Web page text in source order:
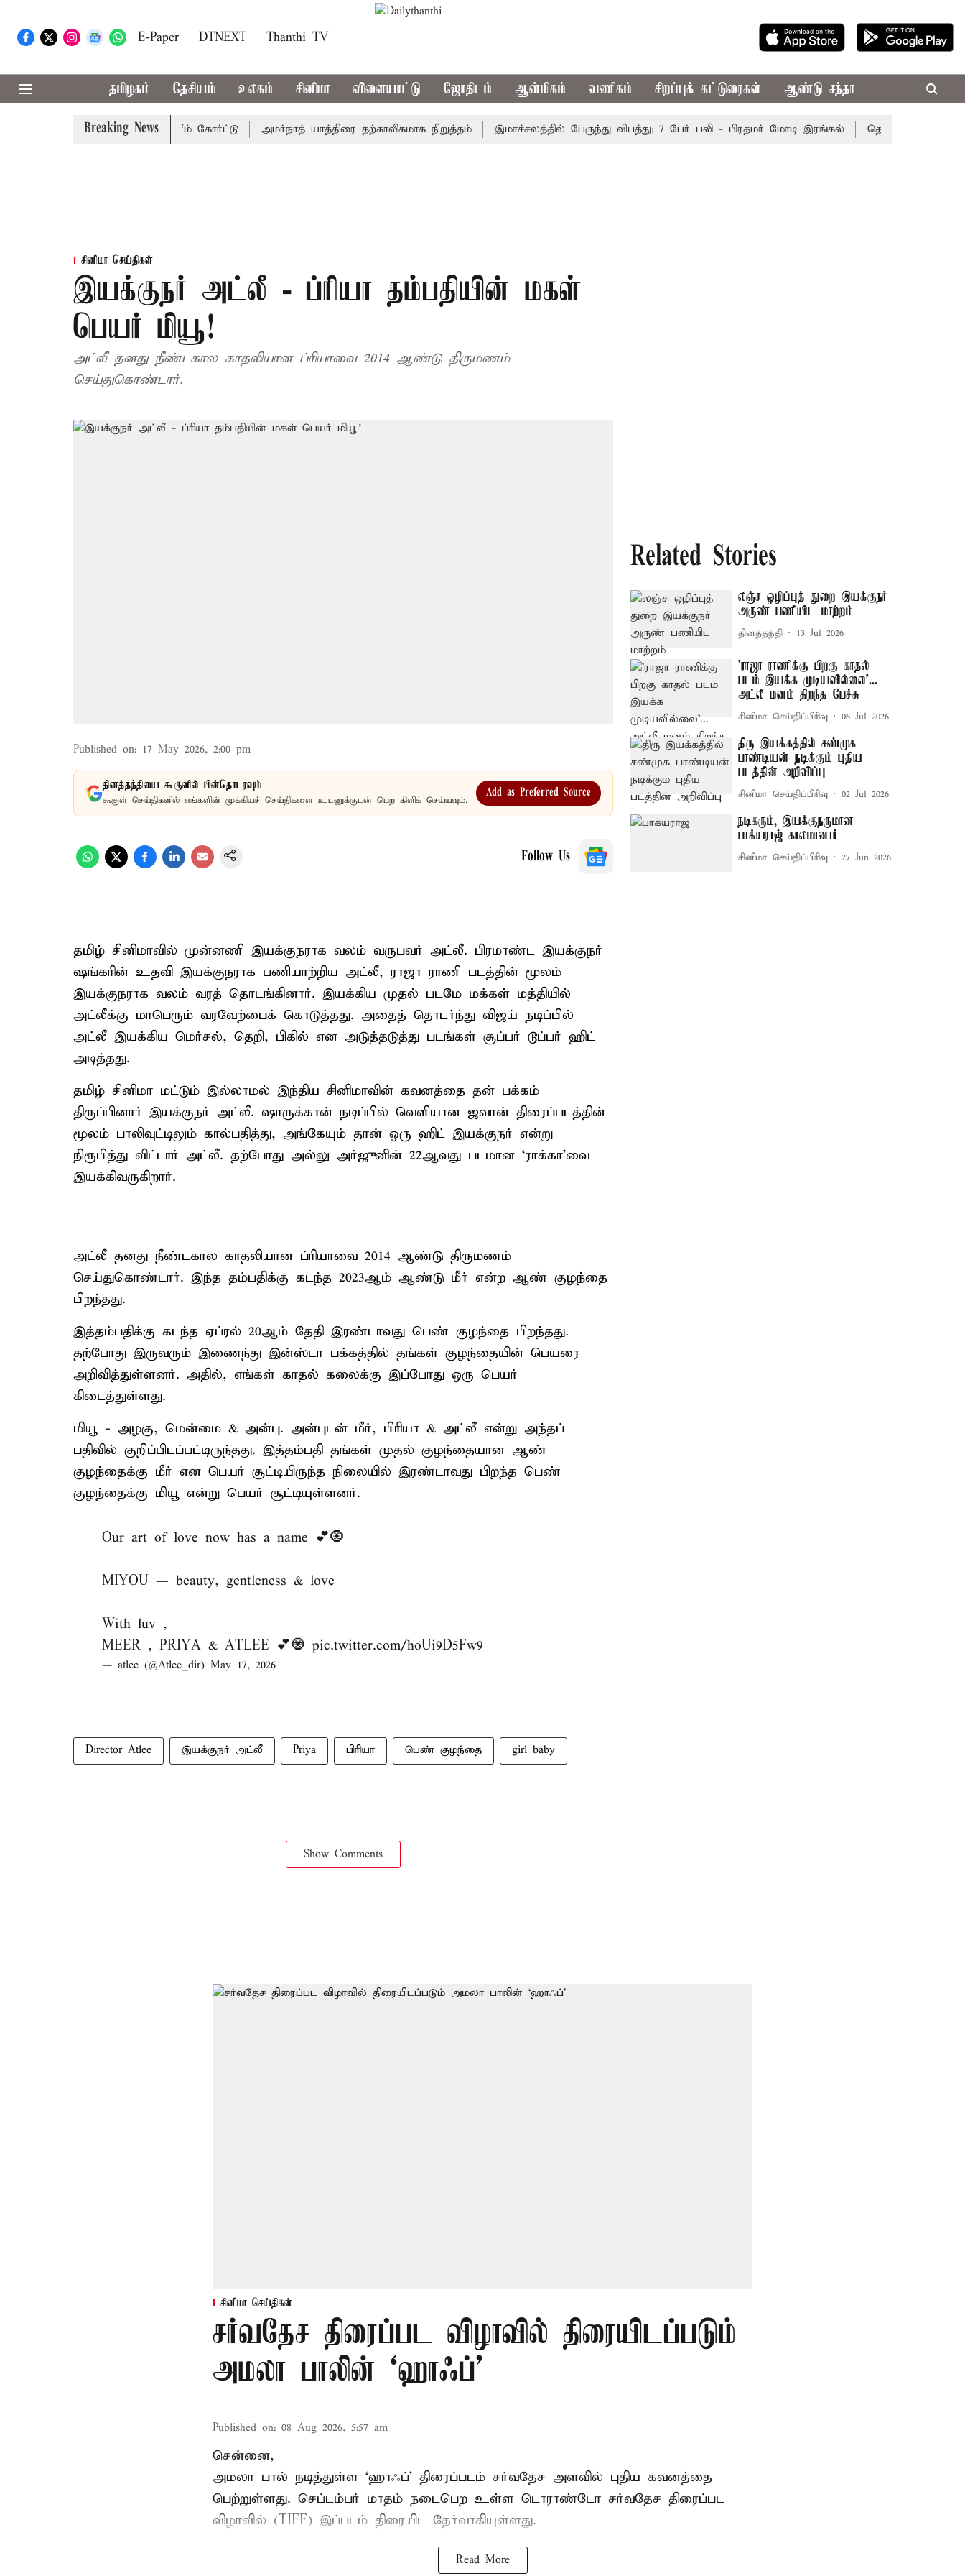
E-Paper DTNEXT Thanthi TV
தமிழகம் தேசியம் உலகம் சினிமா விளையாட்டு ஜோதிடம் ஆன்மிகம் வணிகம் சிறப்புக் கட்டுரைகள் ஆண்டு சந்தா
Breaking News
14-ம் தேதி விசாரணை - சுப்ரீம் கோர்ட்டு அமர்நாத் யாத்திரை தற்காலிகமாக நிறுத்தம் இமாச்சலத்தில் பேருந்து விபத்து; 7 பேர் பலி - பிரதமர் மோடி இரங்கல் தொகுதி மறுவரையறை
சினிமா செய்திகள்
இயக்குநர் அட்லீ - ப்ரியா தம்பதியின் மகள்
பெயர் மியூ!
அட்லீ தனது நீண்டகால காதலியான ப்ரியாவை 2014 ஆண்டு திருமணம்
செய்துகொண்டார்.
Published on: 17 May 2026, 2:00 pm
தினத்தந்தியை கூகுளில் பின்தொடரவும்
கூகுள் செய்திகளில் எங்களின் முக்கியச் செய்திகளை உடனுக்குடன் பெற கிளிக் செய்யவும்.
Add as Preferred Source
Follow Us
தமிழ் சினிமாவில் முன்னணி இயக்குநராக வலம் வருபவர் அட்லீ. பிரமாண்ட இயக்குநர்
ஷங்கரின் உதவி இயக்குநராக பணியாற்றிய அட்லீ, ராஜா ராணி படத்தின் மூலம்
இயக்குநராக வலம் வரத் தொடங்கினார். இயக்கிய முதல் படமே மக்கள் மத்தியில்
அட்லீக்கு மாபெரும் வரவேற்பைக் கொடுத்தது. அதைத் தொடர்ந்து விஜய் நடிப்பில்
அட்லீ இயக்கிய மெர்சல், தெறி, பிகில் என அடுத்தடுத்து படங்கள் சூப்பர் டூப்பர் ஹிட்
அடித்தது.
தமிழ் சினிமா மட்டும் இல்லாமல் இந்திய சினிமாவின் கவனத்தை தன் பக்கம்
திருப்பினார் இயக்குநர் அட்லீ. ஷாருக்கான் நடிப்பில் வெளியான ஜவான் திரைப்படத்தின்
மூலம் பாலிவுட்டிலும் கால்பதித்து, அங்கேயும் தான் ஒரு ஹிட் இயக்குநர் என்று
நிரூபித்து விட்டார் அட்லீ. தற்போது அல்லு அர்ஜுனின் 22ஆவது படமான ‘ராக்கா’வை
இயக்கிவருகிறார்.
அட்லீ தனது நீண்டகால காதலியான ப்ரியாவை 2014 ஆண்டு திருமணம்
செய்துகொண்டார். இந்த தம்பதிக்கு கடந்த 2023ஆம் ஆண்டு மீர் என்ற ஆண் குழந்தை
பிறந்தது.
இத்தம்பதிக்கு கடந்த ஏப்ரல் 20ஆம் தேதி இரண்டாவது பெண் குழந்தை பிறந்தது.
தற்போது இருவரும் இணைந்து இன்ஸ்டா பக்கத்தில் தங்கள் குழந்தையின் பெயரை
அறிவித்துள்ளனர். அதில், எங்கள் காதல் கலைக்கு இப்போது ஒரு பெயர்
கிடைத்துள்ளது.
மியூ - அழகு, மென்மை & அன்பு. அன்புடன் மீர், பிரியா & அட்லீ என்று அந்தப்
பதிவில் குறிப்பிடப்பட்டிருந்தது. இத்தம்பதி தங்கள் முதல் குழந்தையான ஆண்
குழந்தைக்கு மீர் என பெயர் சூட்டியிருந்த நிலையில் இரண்டாவது பிறந்த பெண்
குழந்தைக்கு மியூ என்று பெயர் சூட்டியுள்ளனர்.
Our art of love now has a name 💕🧿
MIYOU — beauty, gentleness & love
With luv ,
MEER , PRIYA & ATLEE 💕🧿 pic.twitter.com/hoUi9D5Fw9
— atlee (@Atlee_dir) May 17, 2026
Director Atlee இயக்குநர் அட்லீ Priya பிரியா பெண் குழந்தை girl baby
Show Comments
Related Stories
லஞ்ச ஒழிப்புத் துறை இயக்குநர்
அருண் பணியிட மாற்றம்
தினத்தந்தி 13 Jul 2026
'ராஜா ராணிக்கு பிறகு காதல்
படம் இயக்க முடியவில்லை'...
அட்லீ மனம் திறந்த பேச்சு
சினிமா செய்திப்பிரிவு 06 Jul 2026
திரு இயக்கத்தில் சண்முக
பாண்டியன் நடிக்கும்‌ புதிய
படத்தின் அறிவிப்பு
சினிமா செய்திப்பிரிவு 02 Jul 2026
நடிகரும், இயக்குநருமான
பாக்யராஜ் காலமானார்
சினிமா செய்திப்பிரிவு 27 Jun 2026
சினிமா செய்திகள்
சர்வதேச திரைப்பட விழாவில் திரையிடப்படும்
அமலா பாலின் ‘ஹாஃப்’
Published on: 08 Aug 2026, 5:57 am
சென்னை,
அமலா பால் நடித்துள்ள ‘ஹாஃப்’ திரைப்படம் சர்வதேச அளவில் புதிய கவனத்தை
பெற்றுள்ளது. செப்டம்பர் மாதம் நடைபெற உள்ள டொராண்டோ சர்வதேச திரைப்பட
விழாவில் (TIFF) இப்படம் திரையிட தேர்வாகியுள்ளது.
Read More